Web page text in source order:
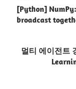
[Python]
broadcast
멀티 에이전트